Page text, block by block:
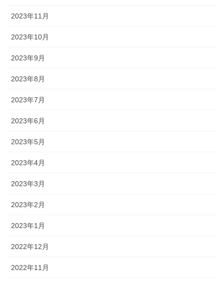
2023年11月
2023年10月
2023年9月
2023年8月
2023年7月
2023年6月
2023年5月
2023年4月
2023年3月
2023年2月
2023年1月
2022年12月
2022年11月